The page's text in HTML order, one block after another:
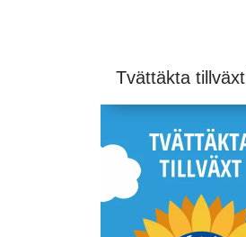
Tvättäkta tillväxt